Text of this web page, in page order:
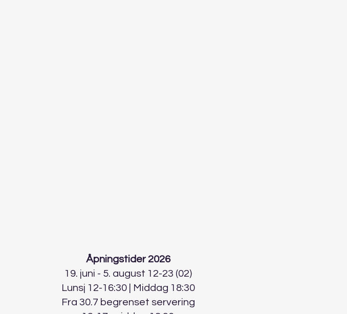
Åpningstider 2026
19. juni - 5. august 12-23 (02)
Lunsj 12-16:30 | Middag 18:30
Fra 30.7 begrenset servering